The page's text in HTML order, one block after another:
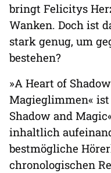
bringt Felicitys
Wanken. Doch ist
stark genug, um
bestehen?
»A Heart of
Magieglimmen« ist
Shadow and
inhaltlich
bestmögliche
chronologischen